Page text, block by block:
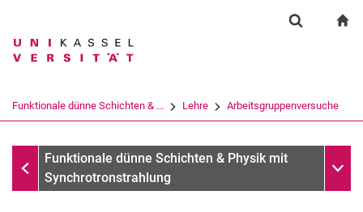
Springe direkt zu: Inhalt
Springe direkt zu: Suche
Springe direkt zu:
Suchbegriff
Suchen (öffnet externen Link in einem
Funktionale dünne Schichten & ... Lehre Arbeitsgruppenversuche
LehreFunktionale dünne Schichten & Physik mit
Synchrotronstrahlung